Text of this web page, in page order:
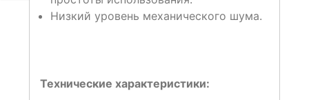
Низкий уровень механического шума.
Технические характеристики: